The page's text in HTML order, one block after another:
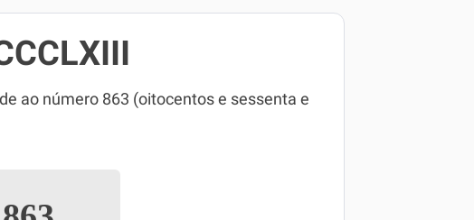
ABNT
ao número 863 (oitocentos e sessenta e